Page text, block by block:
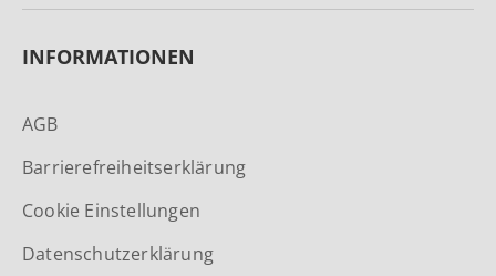
INFORMATIONEN
AGB
Barrierefreiheitserklärung
Cookie Einstellungen
Datenschutzerklärung